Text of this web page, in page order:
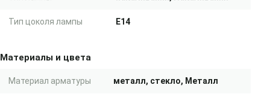
Тип цоколя лампы E14
Материалы и цвета
Материал арматуры металл, стекло, Металл